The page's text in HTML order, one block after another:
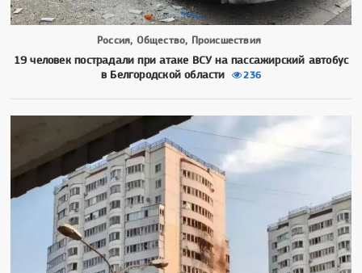
Россия, Общество, Происшествия
19 человек пострадали при атаке ВСУ на пассажирский автобус
в Белгородской области
236